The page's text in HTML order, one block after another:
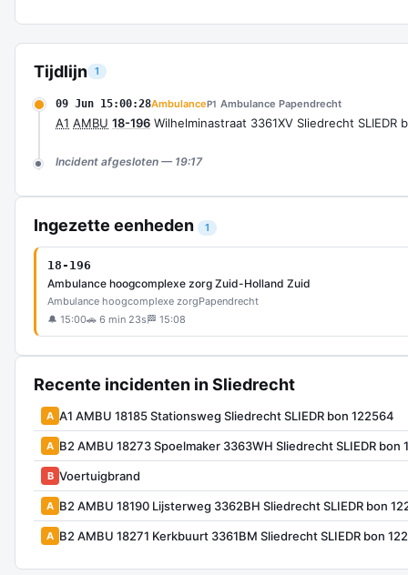
Tijdlijn 1
09 Jun 15:00:28AmbulanceP1 Ambulance Papendrecht
A1 AMBU 18-196 Wilhelminastraat 3361XV Sliedrecht SLIEDR
Incident afgesloten — 19:17
Ingezette eenheden 1
18-196
Ambulance hoogcomplexe zorg Zuid-Holland Zuid
Ambulance hoogcomplexe zorgPapendrecht
🔔 15:00🚗 6 min 23s 🏁 15:08
Recente incidenten in Sliedrecht
A A1 AMBU 18185 Stationsweg Sliedrecht SLIEDR bon 122564
A B2 AMBU 18273 Spoelmaker 3363WH Sliedrecht SLIEDR bon
B Voertuigbrand
A B2 AMBU 18190 Lijsterweg 3362BH Sliedrecht SLIEDR bon
A B2 AMBU 18271 Kerkbuurt 3361BM Sliedrecht SLIEDR bon